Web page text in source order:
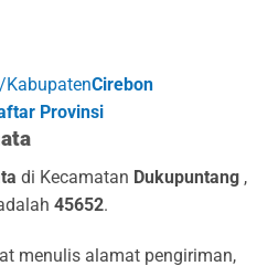
KabupatenCirebon
Provinsi
di Kecamatan Dukupuntang ,
45652.
menulis alamat pengiriman,